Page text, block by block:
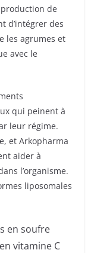
de
d’intégrer des
les agrumes et
avec le
qui peinent à
leur régime.
et Arkopharma
aider à
l’organisme.
liposomales
en soufre
vitamine C